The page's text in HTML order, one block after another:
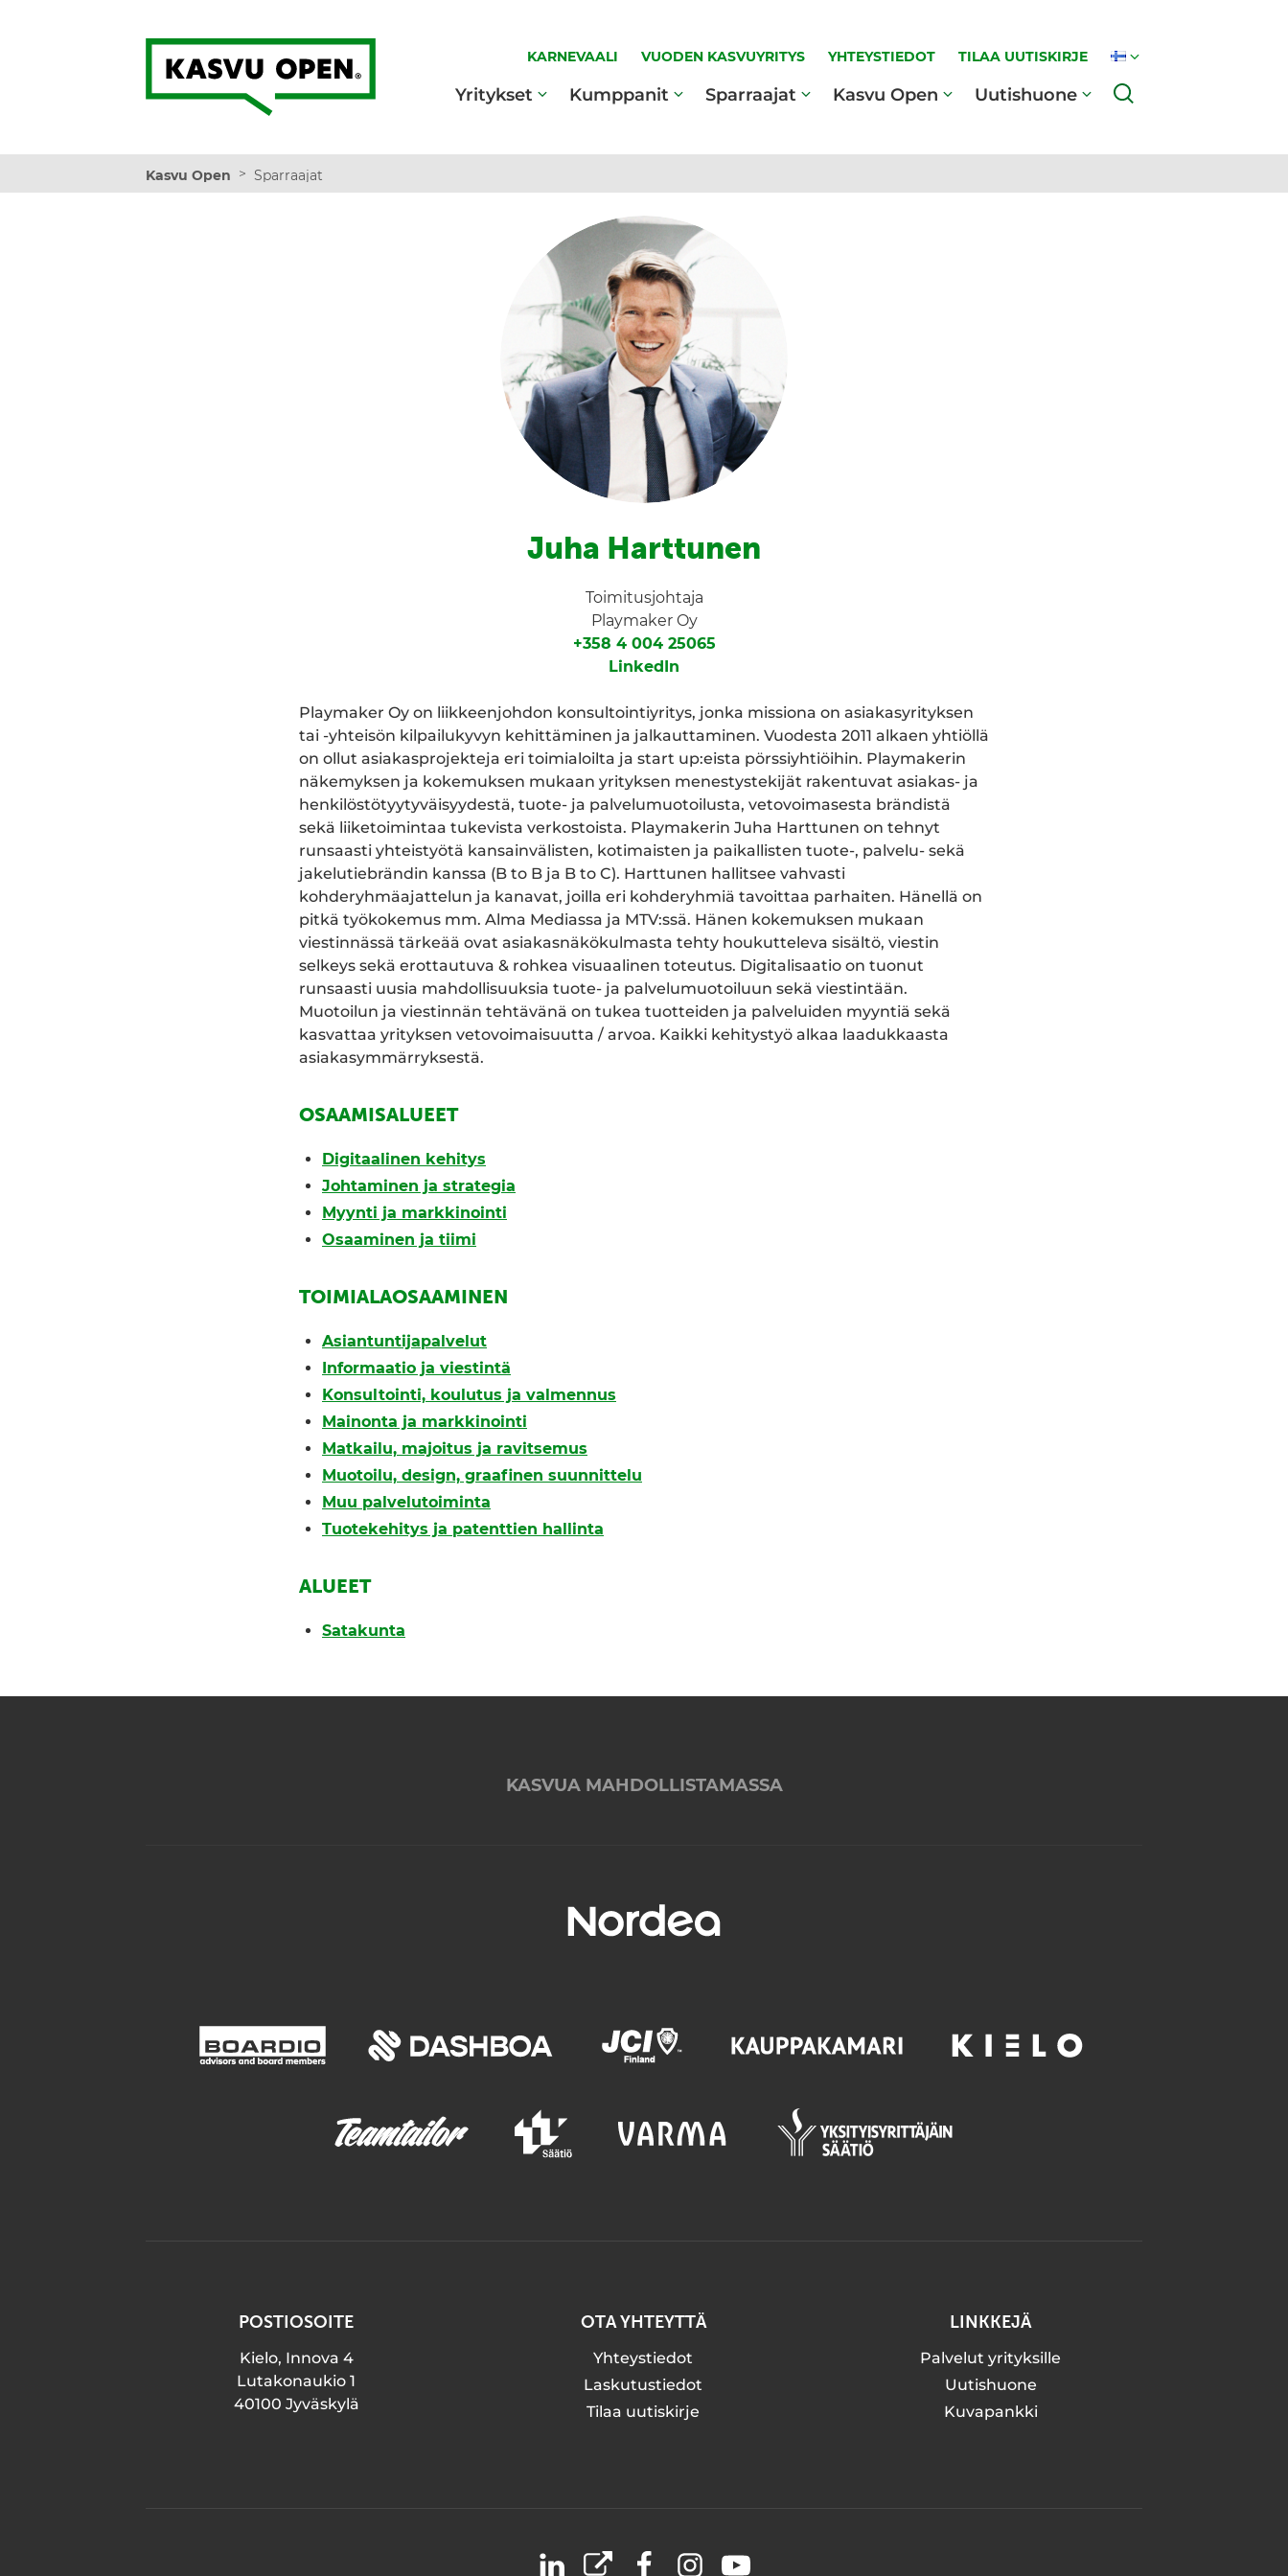
Kasvu Open
KARNEVAALI VUODEN KASVUYRITYS YHTEYSTIEDOT TILAA UUTISKIRJE
Yritykset Kumppanit Sparraajat Kasvu Open Uutishuone
Kasvu Open > Sparraajat
Juha Harttunen
Toimitusjohtaja
Playmaker Oy
+358 4 004 25065
LinkedIn
Playmaker Oy on liikkeenjohdon konsultointiyritys, jonka missiona on asiakasyrityksen
tai -yhteisön kilpailukyvyn kehittäminen ja jalkauttaminen. Vuodesta 2011 alkaen yhtiöllä
on ollut asiakasprojekteja eri toimialoilta ja start up:eista pörssiyhtiöihin. Playmakerin
näkemyksen ja kokemuksen mukaan yrityksen menestystekijät rakentuvat asiakas- ja
henkilöstötyytyväisyydestä, tuote- ja palvelumuotoilusta, vetovoimasesta brändistä
sekä liiketoimintaa tukevista verkostoista. Playmakerin Juha Harttunen on tehnyt
runsaasti yhteistyötä kansainvälisten, kotimaisten ja paikallisten tuote-, palvelu- sekä
jakelutiebrändin kanssa (B to B ja B to C). Harttunen hallitsee vahvasti
kohderyhmäajattelun ja kanavat, joilla eri kohderyhmiä tavoittaa parhaiten. Hänellä on
pitkä työkokemus mm. Alma Mediassa ja MTV:ssä. Hänen kokemuksen mukaan
viestinnässä tärkeää ovat asiakasnäkökulmasta tehty houkutteleva sisältö, viestin
selkeys sekä erottautuva & rohkea visuaalinen toteutus. Digitalisaatio on tuonut
runsaasti uusia mahdollisuuksia tuote- ja palvelumuotoiluun sekä viestintään.
Muotoilun ja viestinnän tehtävänä on tukea tuotteiden ja palveluiden myyntiä sekä
kasvattaa yrityksen vetovoimaisuutta / arvoa. Kaikki kehitystyö alkaa laadukkaasta
asiakasymmärryksestä.
OSAAMISALUEET
Digitaalinen kehitys
Johtaminen ja strategia
Myynti ja markkinointi
Osaaminen ja tiimi
TOIMIALAOSAAMINEN
Asiantuntijapalvelut
Informaatio ja viestintä
Konsultointi, koulutus ja valmennus
Mainonta ja markkinointi
Matkailu, majoitus ja ravitsemus
Muotoilu, design, graafinen suunnittelu
Muu palvelutoiminta
Tuotekehitys ja patenttien hallinta
ALUEET
Satakunta
KASVUA MAHDOLLISTAMASSA
POSTIOSOITE
Kielo, Innova 4
Lutakonaukio 1
40100 Jyväskylä
OTA YHTEYTTÄ
Yhteystiedot
Laskutustiedot
Tilaa uutiskirje
LINKKEJÄ
Palvelut yrityksille
Uutishuone
Kuvapankki
LinkedIn
X FacebookInstagramYouTube